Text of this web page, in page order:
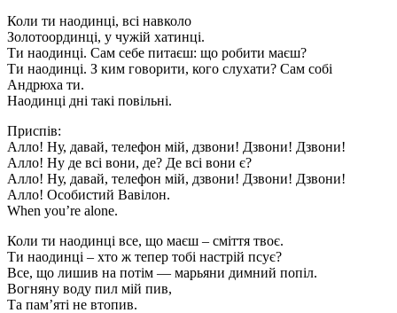
Коли ти наодинці, всi навколо
Золотоординці, у чужій хатинці.
Ти наодинці. Сам себе питаєш: що робити маєш?
Ти наодинці. З ким говорити, кого слухати? Сам собі
Андрюха ти.
Наодинці дні такі повільні.
Приспів:
Алло! Ну, давай, телефон мій, дзвони! Дзвони! Дзвони!
Алло! Ну де всі вони, де? Де всі вони є?
Алло! Ну, давай, телефон мій, дзвони! Дзвони! Дзвони!
Алло! Особистий Вавілон.
When you’re alone.
Коли ти наодинці все, що маєш – сміття твоє.
Ти наодинці – хто ж тепер тобі настрій псує?
Все, що лишив на потім — марьяни димний попіл.
Вогняну воду пил мій пив,
Та пам’яті не втопив.